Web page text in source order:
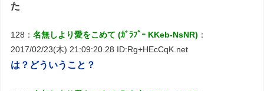
た
128：名無しより愛をこめて (ｶﾞﾗﾌﾟｰ KKeb-NsNR) ：
2017/02/23(木) 21:09:20.28 ID:Rg+HEcCqK.net
は？どういうこと？